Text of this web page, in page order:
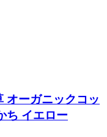
オーガニックコッ
ち イエロー